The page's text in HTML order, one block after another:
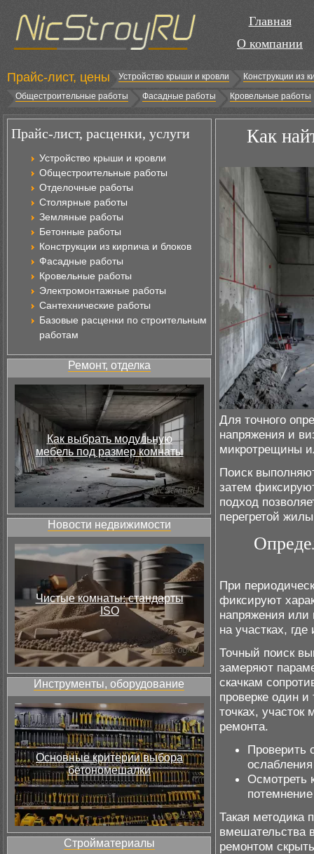
Главная
О компании
Прайс-лист, цены Устройство крыши и кровли
Конструкции из
Общестроительные работы
Фасадные работы Кровельные работы
Прайс-лист, расценки, услуги
Устройство крыши и кровли
Общестроительные работы
Отделочные работы
Столярные работы
Земляные работы
Бетонные работы
Конструкции из кирпича и блоков
Фасадные работы
Кровельные работы
Электромонтажные работы
Сантехнические работы
Базовые расценки по строительным
работам
Ремонт, отделка
Как выбрать модульную
мебель под размер комнаты
Новости недвижимости
Чистые комнаты: стандарты
ISO
Инструменты, оборудование
Основные критерии выбора
бетономешалки
Стройматериалы
Как
Для точного
напряжения и
микротрещины
Поиск
затем
подход
перегретой
При
фиксируют
напряжения или
на участках,
Точный поиск
замеряют
скачкам
проверке один и
точках,
ремонта.
Проверить
Осмотреть
Такая методика
вмешательства
ремонтом